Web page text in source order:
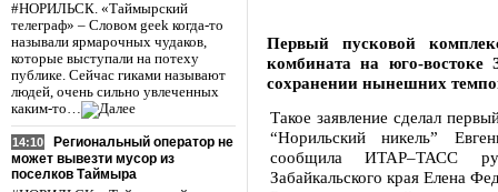
#НОРИЛЬСК. «Таймырский
телеграф» – Словом geek когда-то
называли ярмарочных чудаков,
которые выступали на потеху
публике. Сейчас гиками называют
людей, очень сильно увлеченных
каким-то…
14:10
Региональный оператор не
может вывезти мусор из
поселков Таймыра
Первый пусковой
комбината на юго-востоке
сохранении нынешних
Такое заявление сделал
“Норильский никель”
сообщила ИТАР–ТАСС
Забайкальского края Елена